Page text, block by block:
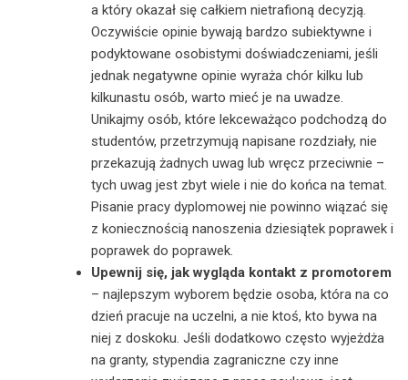
a który okazał się całkiem nietrafioną decyzją.
Oczywiście opinie bywają bardzo subiektywne i
podyktowane osobistymi doświadczeniami, jeśli
jednak negatywne opinie wyraża chór kilku lub
kilkunastu osób, warto mieć je na uwadze.
Unikajmy osób, które lekceważąco podchodzą do
studentów, przetrzymują napisane rozdziały, nie
przekazują żadnych uwag lub wręcz przeciwnie –
tych uwag jest zbyt wiele i nie do końca na temat.
Pisanie pracy dyplomowej nie powinno wiązać się
z koniecznością nanoszenia dziesiątek poprawek i
poprawek do poprawek.
Upewnij się, jak wygląda kontakt z promotorem
– najlepszym wyborem będzie osoba, która na co
dzień pracuje na uczelni, a nie ktoś, kto bywa na
niej z doskoku. Jeśli dodatkowo często wyjeżdża
na granty, stypendia zagraniczne czy inne